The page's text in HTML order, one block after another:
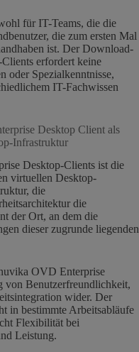
für IT-Teams, die die
die zum ersten Mal
ist. Der Download-
erfordert keine
oder Spezialkenntnisse,
IT-Fachwissen
Desktop Client als
Infrastruktur
Desktop-Clients ist die
virtuellen Desktop-
die
die
der Ort, an dem die
dieser zugrunde liegenden
OVD Enterprise
von Benutzerfreundlichkeit,
wider. Der
in bestimmte Arbeitsabläufe
Flexibilität bei
Leistung.